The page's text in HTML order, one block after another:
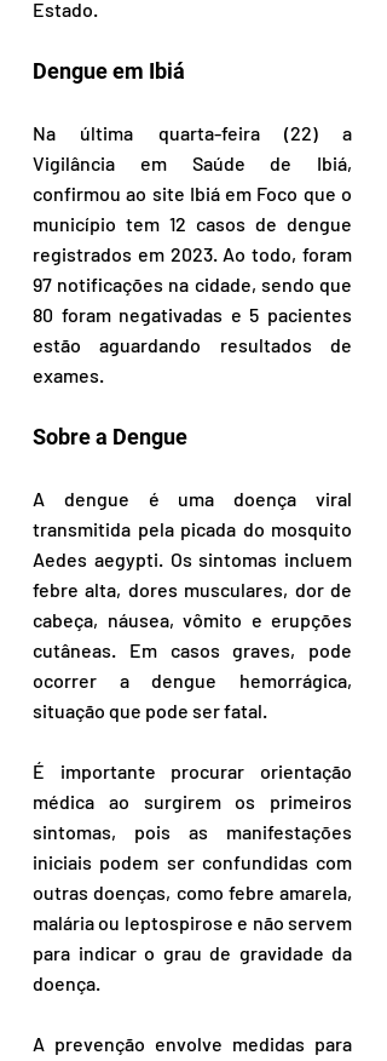
Estado.
Dengue em Ibiá
Na última quarta-feira (22) a
Vigilância em Saúde de Ibiá,
confirmou ao site Ibiá em Foco que o
município tem 12 casos de dengue
registrados em 2023. Ao todo, foram
97 notificações na cidade, sendo que
80 foram negativadas e 5 pacientes
estão aguardando resultados de
exames.
Sobre a Dengue
A dengue é uma doença viral
transmitida pela picada do mosquito
Aedes aegypti. Os sintomas incluem
febre alta, dores musculares, dor de
cabeça, náusea, vômito e erupções
cutâneas. Em casos graves, pode
ocorrer a dengue hemorrágica,
situação que pode ser fatal.
É importante procurar orientação
médica ao surgirem os primeiros
sintomas, pois as manifestações
iniciais podem ser confundidas com
outras doenças, como febre amarela,
malária ou leptospirose e não servem
para indicar o grau de gravidade da
doença.
A prevenção envolve medidas para